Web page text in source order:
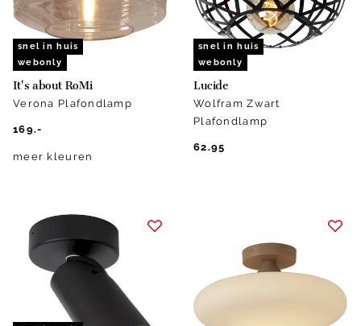
snel in huis
webonly
It's about RoMi
Verona Plafondlamp
169.-
meer kleuren
snel in huis
webonly
Lucide
Wolfram Zwart
Plafondlamp
62.95